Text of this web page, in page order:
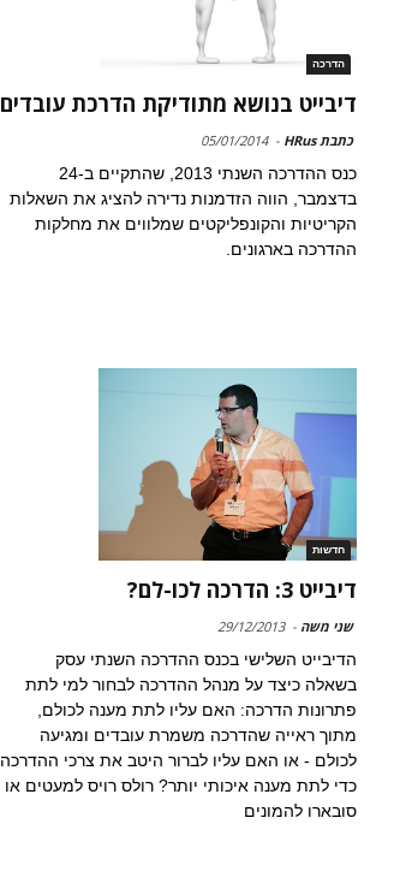
הדרכה
דיבייט בנושא מתודיקת הדרכת עובדים
כתבת HRus -
05/01/2014
כנס ההדרכה השנתי 2013, שהתקיים ב-24
בדצמבר, הווה הזדמנות נדירה להציג את השאלות
הקריטיות והקונפליקטים שמלווים את מחלקות
ההדרכה בארגונים.
חדשות
דיבייט 3: הדרכה לכו-לם?
שני משה -
29/12/2013
הדיבייט השלישי בכנס ההדרכה השנתי עסק
בשאלה כיצד על מנהל ההדרכה לבחור למי לתת
פתרונות הדרכה: האם עליו לתת מענה לכולם,
מתוך ראייה שהדרכה משמרת עובדים ומגיעה
לכולם - או האם עליו לברור היטב את צרכי ההדרכה
כדי לתת מענה איכותי יותר? רולס רויס למעטים או
סובארו להמונים